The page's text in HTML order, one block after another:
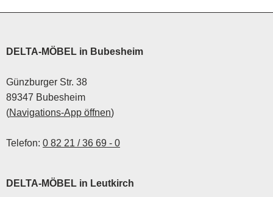
DELTA-MÖBEL in Bubesheim
Günzburger Str. 38
89347 Bubesheim
(Navigations-App öffnen)
Telefon: 0 82 21 / 36 69 - 0
DELTA-MÖBEL in Leutkirch